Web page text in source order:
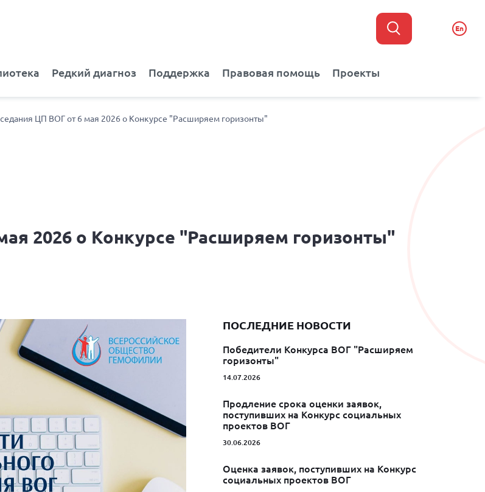
En
Редкий диагноз Поддержка Правовая помощь Проекты
ЦП ВОГ от 6 мая 2026 о Конкурсе "Расширяем горизонты"
2026 о Конкурсе "Расширяем горизонты"
ПОСЛЕДНИЕ НОВОСТИ
Победители Конкурса ВОГ "Расширяем
горизонты"
14.07.2026
Продление срока оценки заявок,
поступивших на Конкурс социальных
проектов ВОГ
30.06.2026
Оценка заявок, поступивших на Конкурс
социальных проектов ВОГ